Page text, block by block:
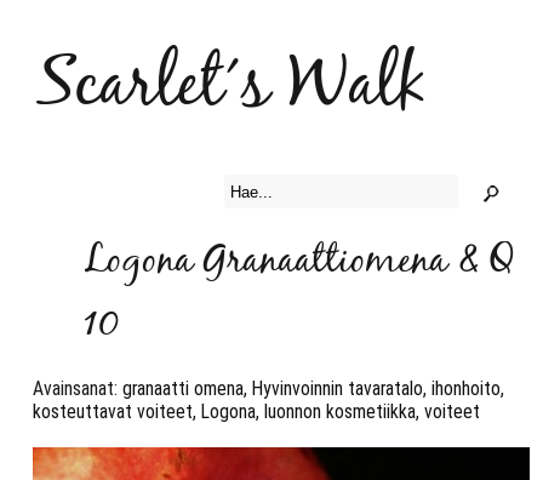
Scarlet´s Walk
Logona Granaattiomena & Q
10
Avainsanat: granaatti omena, Hyvinvoinnin tavaratalo, ihonhoito,
kosteuttavat voiteet, Logona, luonnon kosmetiikka, voiteet